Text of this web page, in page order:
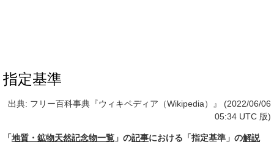
指定基準
出典: フリー百科事典『ウィキペディア（Wikipedia）』 (2022/06/06
05:34 UTC 版)
「地質・鉱物天然記念物一覧 」の記事における「指定基準」の解説